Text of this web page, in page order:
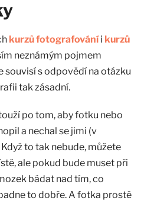
kurzů fotografováníi kurzů
neznámým pojmem
souvisí s odpovědí na otázku
tak zásadní.
po tom, aby fotku nebo
a nechal se jimi (v
to tak nebude, můžete
ale pokud bude muset při
bádat nad tím, co
to dobře. A fotka prostě